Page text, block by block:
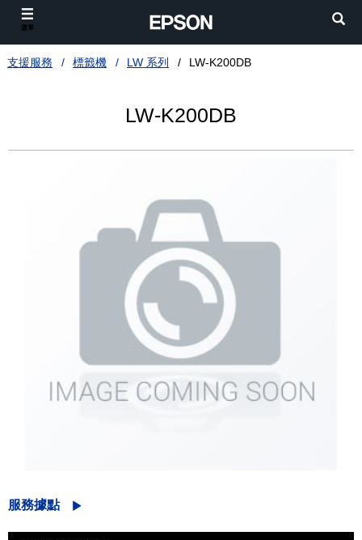
支援服務 標籤機 LW 系列 LW-K200DB
LW-K200DB
服務據點